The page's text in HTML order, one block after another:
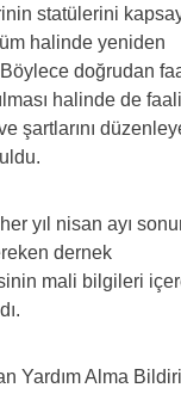
statülerini
halinde yeniden
doğrudan
halinde de
şartlarını
yıl nisan ayı
dernek
mali bilgileri
Yardım Alma